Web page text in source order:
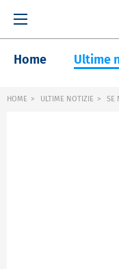
Home Ultime
HOME ULTIME NOTIZIE SE